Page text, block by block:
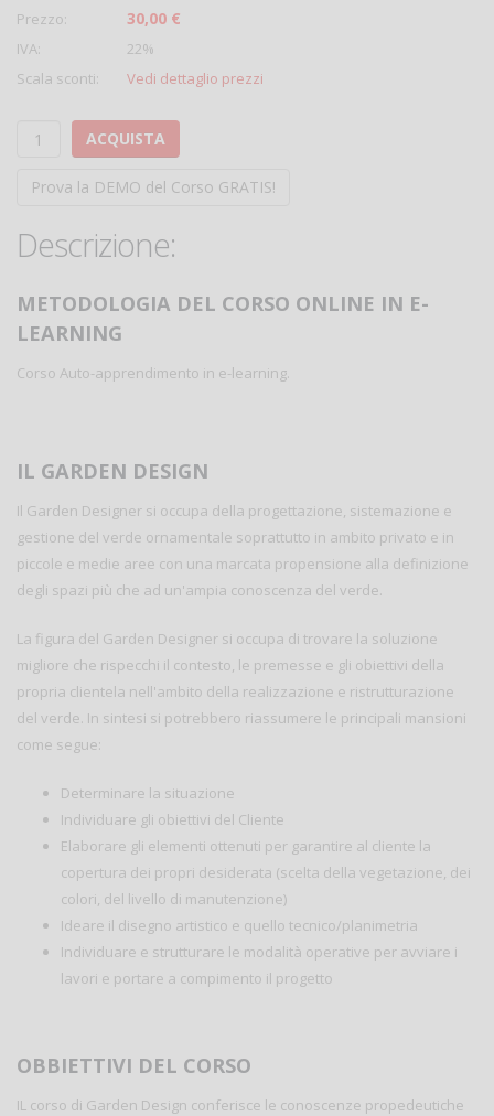
Prezzo:
30,00 €
IVA:
22%
Scala sconti:
Vedi dettaglio prezzi
ACQUISTA
Prova la DEMO del Corso GRATIS!
Descrizione:
METODOLOGIA DEL CORSO ONLINE IN E-
LEARNING
Corso Auto-apprendimento in e-learning.
IL GARDEN DESIGN
Il Garden Designer si occupa della progettazione, sistemazione e
gestione del verde ornamentale soprattutto in ambito privato e in
piccole e medie aree con una marcata propensione alla definizione
degli spazi più che ad un'ampia conoscenza del verde.
La figura del Garden Designer si occupa di trovare la soluzione
migliore che rispecchi il contesto, le premesse e gli obiettivi della
propria clientela nell'ambito della realizzazione e ristrutturazione
del verde. In sintesi si potrebbero riassumere le principali mansioni
come segue:
Determinare la situazione
Individuare gli obiettivi del Cliente
Elaborare gli elementi ottenuti per garantire al cliente la
copertura dei propri desiderata (scelta della vegetazione, dei
colori, del livello di manutenzione)
Ideare il disegno artistico e quello tecnico/planimetria
Individuare e strutturare le modalità operative per avviare i
lavori e portare a compimento il progetto
OBBIETTIVI DEL CORSO
IL corso di Garden Design conferisce le conoscenze propedeutiche